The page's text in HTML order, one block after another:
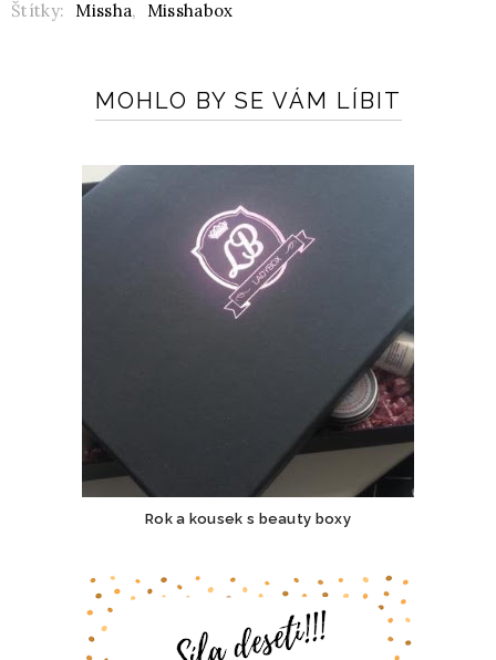
Štítky: Missha, Misshabox
MOHLO BY SE VÁM LÍBIT
Rok a kousek s beauty boxy